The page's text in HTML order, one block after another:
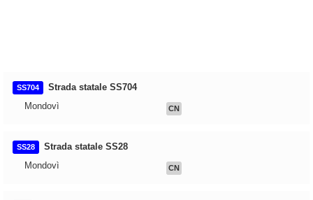
SS704
Strada statale SS704
Mondovì
CN
SS28
Strada statale SS28
Mondovì
CN